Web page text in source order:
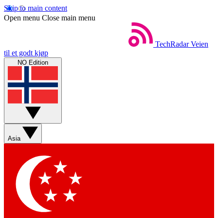
Skip to main content
Open menu Close main menu
TechRadar Veien
til et godt kjøp
NO Edition
Asia